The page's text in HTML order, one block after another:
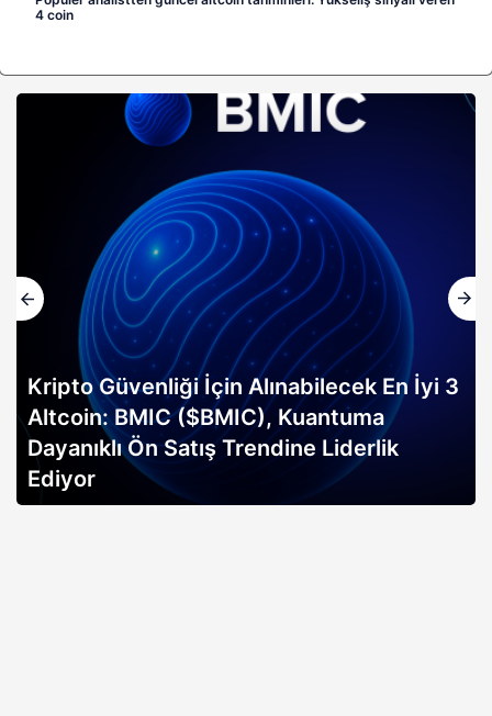
4 coin
Kripto Güvenliği İçin Alınabilecek En İyi 3
Altcoin: BMIC ($BMIC), Kuantuma
Dayanıklı Ön Satış Trendine Liderlik
Ediyor